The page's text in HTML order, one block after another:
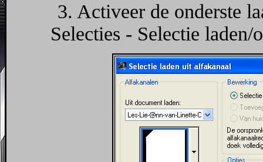
3. Activeer de onderste
Selecties - Selectie